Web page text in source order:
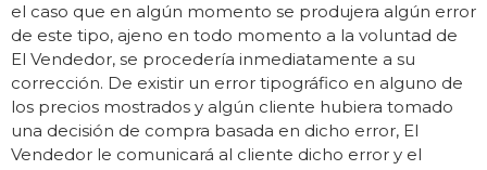
el caso que en algún momento se produjera algún error
de este tipo, ajeno en todo momento a la voluntad de
El Vendedor, se procedería inmediatamente a su
corrección. De existir un error tipográfico en alguno de
los precios mostrados y algún cliente hubiera tomado
una decisión de compra basada en dicho error, El
Vendedor le comunicará al cliente dicho error y el